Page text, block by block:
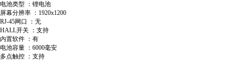
电池类型 ：锂电池
屏幕分辨率 ：1920x1200
RJ-45网口 ：无
HALL开关 ：支持
内置软件 ：有
电池容量 ：6000毫安
多点触控 ：支持